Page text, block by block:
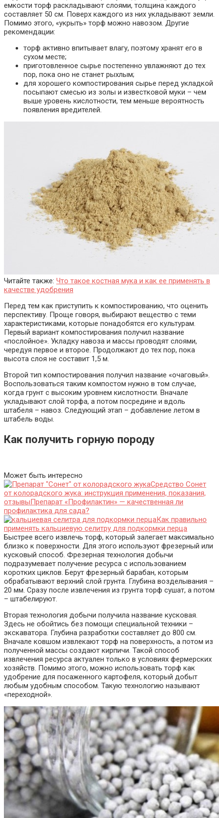
емкости торф раскладывают слоями, толщина каждого
составляет 50 см. Поверх каждого из них укладывают земли.
Помимо этого, «укрыть» торф можно навозом. Другие
рекомендации:
торф активно впитывает влагу, поэтому хранят его в
сухом месте;
приготовленное сырье постепенно увлажняют до тех
пор, пока оно не станет рыхлым;
для хорошего компостирования сырье перед укладкой
посыпают смесью из золы и известковой муки – чем
выше уровень кислотности, тем меньше вероятность
появления вредителей.
Читайте также: Что такое костная мука и как ее применять в
качестве удобрения
Перед тем как приступить к компостированию, что оценить
перспективу. Проще говоря, выбирают вещество с теми
характеристиками, которые понадобятся его культурам.
Первый вариант компостирования получил название
«послойное». Укладку навоза и массы проводят слоями,
чередуя первое и второе. Продолжают до тех пор, пока
высота слоя не составит 1,5 м.
Второй тип компостирования получил название «очаговый».
Воспользоваться таким компостом нужно в том случае,
когда грунт с высоким уровнем кислотности. Вначале
укладывают слой торфа, а потом посредине и вдоль
штабеля – навоз. Следующий этап – добавление летом в
штабель воды.
Как получить горную породу
Может быть интересно
Средство Сонет
от колорадского жука: инструкция применения, показания,
отзывыПрепарат «Профилактин» — качественная ли
профилактика для сада?
Как правильно
применять кальциевую селитру для подкормки перца
Быстрее всего извлечь торф, который залегает максимально
близко к поверхности. Для этого используют фрезерный или
кусковый способ. Фрезерная технология добычи
подразумевает получение ресурса с использованием
коротких циклов. Берут фрезерный барабан, которым
обрабатывают верхний слой грунта. Глубина возделывания –
20 мм. Сразу после извлечения из грунта торф сушат, а потом
– штабелируют.
Вторая технология добычи получила название кусковая.
Здесь не обойтись без помощи специальной техники –
экскаватора. Глубина разработки составляет до 800 см.
Вначале ковшом извлекают торф на поверхность, а потом из
полученной массы создают кирпичи. Такой способ
извлечения ресурса актуален только в условиях фермерских
хозяйств. Помимо этого, можно использовать торф как
удобрение для посаженного картофеля, который добыт
любым удобным способом. Такую технологию называют
«переходной».